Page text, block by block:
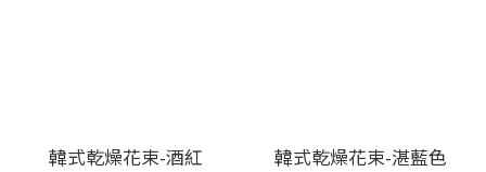
韓式乾燥花束-酒紅 韓式乾燥花束-湛藍色